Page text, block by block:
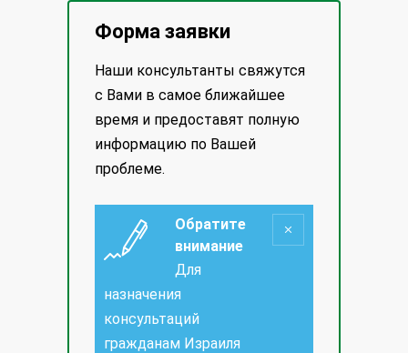
Форма заявки
Наши консультанты свяжутся
с Вами в самое ближайшее
время и предоставят полную
информацию по Вашей
проблеме.
Обратите
внимание
Для
назначения
консультаций
гражданам Израиля